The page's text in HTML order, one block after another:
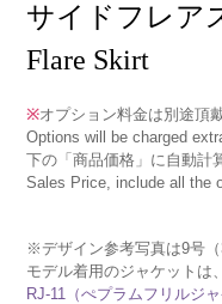
サイドフレア
Flare Skirt
※オプション料金は別途頂
Options will be charged
下の「商品価格」に自動計
Sales Price, include all the
※デザイン参考写真は9号（
モデル着用のジャケットは、
RJ-11（ぺプラムフリルジャ